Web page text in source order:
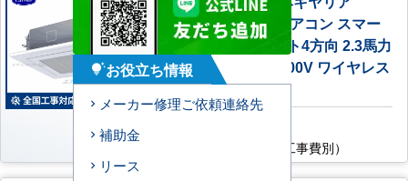
（旧：東芝） 業務用エアコン スマー
トエコneo 天井カセット4方向 2.3馬力
シングル 標準型 単相200V ワイヤレス
リモコン
（税込・工事費別）
tips_and_updatesお役立ち情報
メーカー修理ご依頼連絡先
補助金
リース